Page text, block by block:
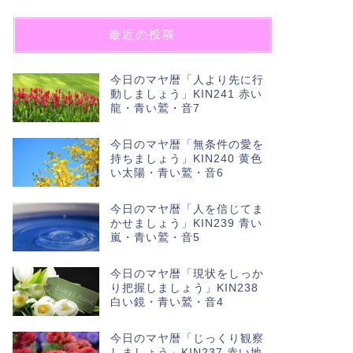
最近の投稿
今日のマヤ暦「人より先に行
動しましょう」KIN241 赤い
龍・青い鷲・音7
今日のマヤ暦「無条件の愛を
持ちましょう」KIN240 黄色
い太陽・青い鷲・音6
今日のマヤ暦「人を信じてま
かせましょう」KIN239 青い
嵐・青い鷲・音5
今日のマヤ暦「現状をしっか
り把握しましょう」KIN238
白い鏡・青い鷲・音4
今日のマヤ暦「じっくり観察